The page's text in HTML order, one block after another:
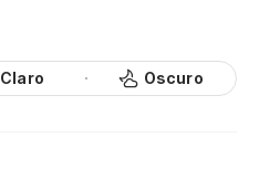
Claro Oscuro